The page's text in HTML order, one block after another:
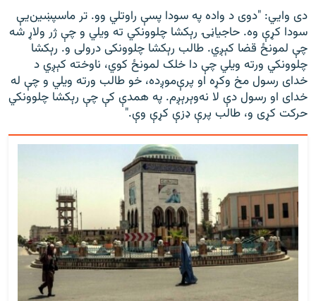
دی وايي: "دوی د واده په سودا پسې راوتلي وو. تر ماسپښین‌یې
سودا کړې وه. حاجیاڼۍ رېکشا چلوونکي ته ویلي و چې ژر ولاړ شه
چې لمونځ قضا کېږي. طالب رېکشا چلوونکی درولی و. رېکشا
چلوونکي ورته ویلي چې دا خلک لمونځ کوي، ناوخته کېږي د
خدای رسول مخ وکړه او پرې‌موږده، خو طالب ورته ویلي و چې له
خدای او رسول دې لا نه‌وېرېږم. په همدې کې چې رېکشا چلوونکي
حرکت کړی و، طالب پرې ډزې کړې وې."